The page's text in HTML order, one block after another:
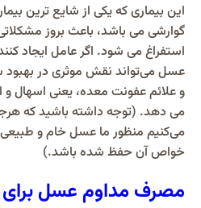
این بیماری که یکی از شایع ترین
گوارشی می باشد، باعث بروز
استفراغ می شود. اگر عامل ایجاد
عسل می‌تواند نقش موثری در
و علائم عفونت معده، یعنی اسهال
می دهد. (توجه داشته باشید که
می‌کنیم منظور ما عسل خام و
خواص آن حفظ شده باشد.)
مصرف مداوم عسل